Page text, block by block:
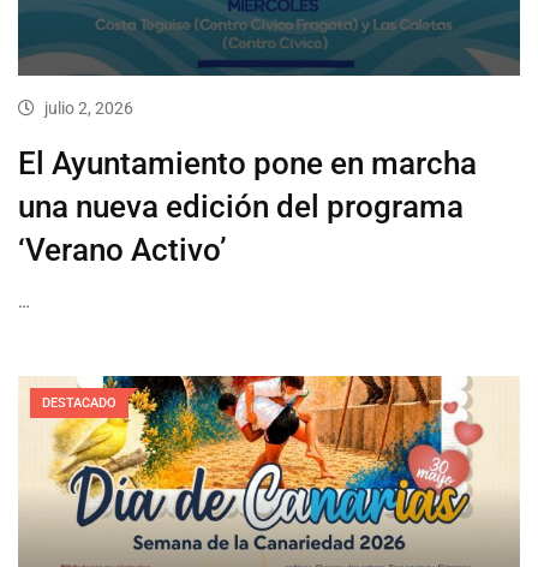
julio 2, 2026
El Ayuntamiento pone en marcha
una nueva edición del programa
‘Verano Activo’
…
DESTACADO